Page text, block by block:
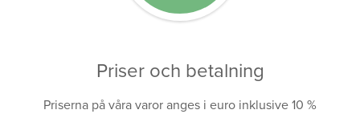
Priser och betalning
Priserna på våra varor anges i euro inklusive 10 %